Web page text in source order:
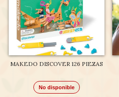
MAKEDO DISCOVER 126 PIEZAS
No disponible